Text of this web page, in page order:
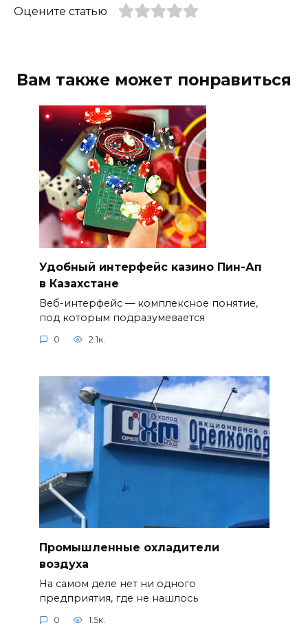
Оцените статью
Вам также может понравиться
Удобный интерфейс казино Пин-Ап
в Казахстане
Веб-интерфейс — комплексное понятие,
под которым подразумевается
0 2.1к.
Промышленные охладители
воздуха
На самом деле нет ни одного
предприятия, где не нашлось
0 1.5к.